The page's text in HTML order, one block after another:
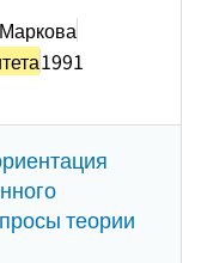
1991
теории